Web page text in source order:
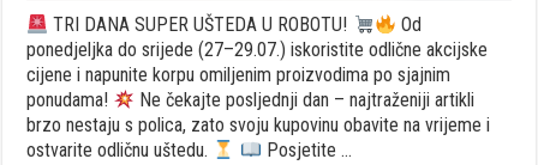
TRI DANA SUPER UŠTEDA U ROBOTU!
Od
ponedjeljka do srijede (27–29.07.) iskoristite odlične akcijske
cijene i napunite korpu omiljenim proizvodima po sjajnim
ponudama!
Ne čekajte posljednji dan – najtraženiji artikli
brzo nestaju s polica, zato svoju kupovinu obavite na vrijeme i
ostvarite odličnu uštedu.
Posjetite …